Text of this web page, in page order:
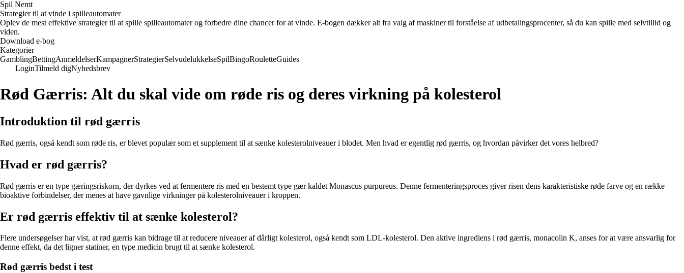
Spil Nemt
Strategier til at vinde i spilleautomater
Oplev de mest effektive strategier til at spille spilleautomater og forbedre dine chancer for at vinde. E-bogen dækker alt fra valg af maskiner til forståelse af udbetalingsprocenter, så du kan spille med selvtillid og
viden.
Download e-bog
Kategorier
GamblingBettingAnmeldelserKampagnerStrategierSelvudelukkelseSpilBingoRouletteGuides
LoginTilmeld digNyhedsbrev
Rød Gærris: Alt du skal vide om røde ris og deres virkning på kolesterol
Introduktion til rød gærris
Rød gærris, også kendt som røde ris, er blevet populær som et supplement til at sænke kolesterolniveauer i blodet. Men hvad er egentlig rød gærris, og hvordan påvirker det vores helbred?
Hvad er rød gærris?
Rød gærris er en type gæringsriskorn, der dyrkes ved at fermentere ris med en bestemt type gær kaldet Monascus purpureus. Denne fermenteringsproces giver risen dens karakteristiske røde farve og en række
bioaktive forbindelser, der menes at have gavnlige virkninger på kolesterolniveauer i kroppen.
Er rød gærris effektiv til at sænke kolesterol?
Flere undersøgelser har vist, at rød gærris kan bidrage til at reducere niveauer af dårligt kolesterol, også kendt som LDL-kolesterol. Den aktive ingrediens i rød gærris, monacolin K, anses for at være ansvarlig for
denne effekt, da det ligner statiner, en type medicin brugt til at sænke kolesterol.
Rød gærris bedst i test